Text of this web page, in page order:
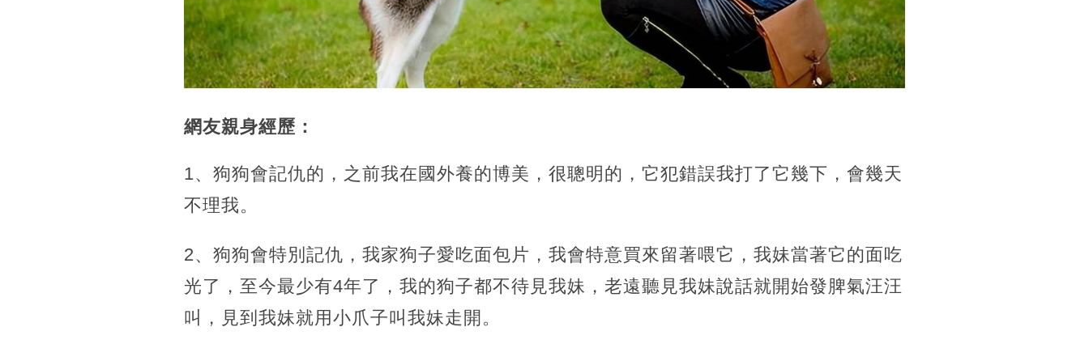
網友親身經歷：
1、狗狗會記仇的，之前我在國外養的博美，很聰明的，它犯錯誤我打了它幾下，會幾天
不理我。
2、狗狗會特別記仇，我家狗子愛吃面包片，我會特意買來留著喂它，我妹當著它的面吃
光了，至今最少有4年了，我的狗子都不待見我妹，老遠聽見我妹說話就開始發脾氣汪汪
叫，見到我妹就用小爪子叫我妹走開。